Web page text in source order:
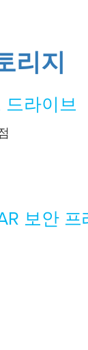
리지
드라이브
보안